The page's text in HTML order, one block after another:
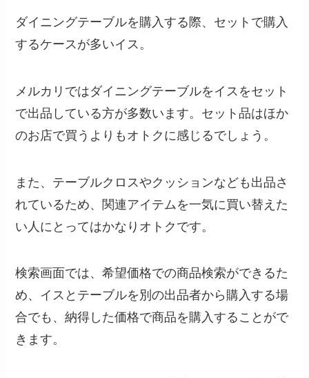
ダイニングテーブルを購入する際、セットで購入
するケースが多いイス。
メルカリではダイニングテーブルをイスをセット
で出品している方が多数います。セット品はほか
のお店で買うよりもオトクに感じるでしょう。
また、テーブルクロスやクッションなども出品さ
れているため、関連アイテムを一気に買い替えた
い人にとってはかなりオトクです。
検索画面では、希望価格での商品検索ができるた
め、イスとテーブルを別の出品者から購入する場
合でも、納得した価格で商品を購入することがで
きます。